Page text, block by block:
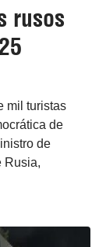
rusos
mil turistas
de
de
Rusia,